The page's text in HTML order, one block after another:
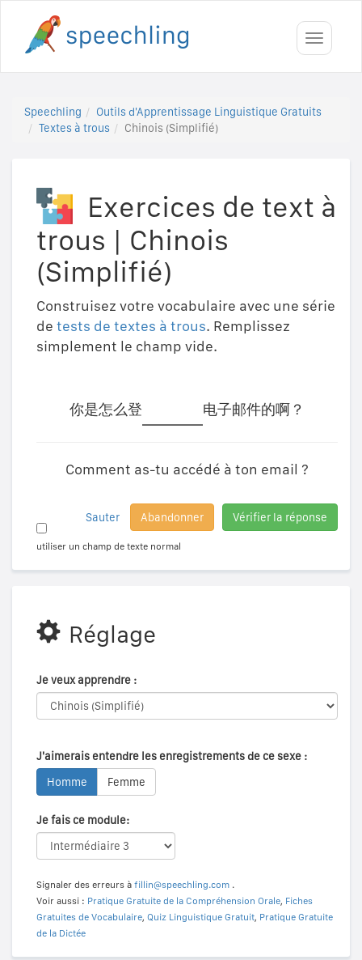
Toggle
Speechling
Outils d'Apprentissage Linguistique Gratuits
Textes à trous
Chinois (Simplifié)
Exercices de text à
trous | Chinois
(Simplifié)
Construisez votre vocabulaire avec une série
de tests de textes à trous. Remplissez
simplement le champ vide.
你是怎么登 电子邮件的啊？
Comment as-tu accédé à ton email ?
Vérifier la réponse
Abandonner
Sauter
utiliser un champ de texte normal
Réglage
Je veux apprendre :
J'aimerais entendre les enregistrements de ce sexe :
Homme
Femme
Je fais ce module:
Signaler des erreurs à fillin@speechling.com .
Voir aussi : Pratique Gratuite de la Compréhension Orale, Fiches
Gratuites de Vocabulaire, Quiz Linguistique Gratuit, Pratique Gratuite
de la Dictée